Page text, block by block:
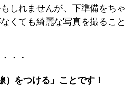
しれませんが、下準備をちゃ
くても綺麗な写真を撮ること
・・
）をつける」ことです！